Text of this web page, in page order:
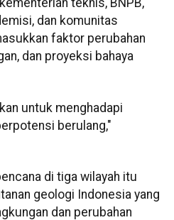
teknis, BNPB,
dan komunitas
faktor perubahan
dan proyeksi bahaya
untuk menghadapi
berulang,"
di tiga wilayah itu
geologi Indonesia yang
dan perubahan